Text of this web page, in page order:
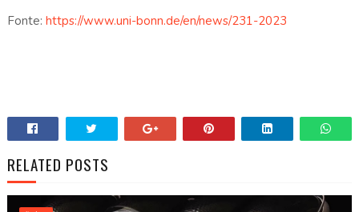
Fonte: https://www.uni-bonn.de/en/news/231-2023
RELATED POSTS